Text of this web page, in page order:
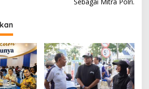
Sebagai Mitra Polri.